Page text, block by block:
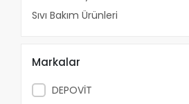
Sıvı Bakım Ürünleri
Markalar
DEPOVİT